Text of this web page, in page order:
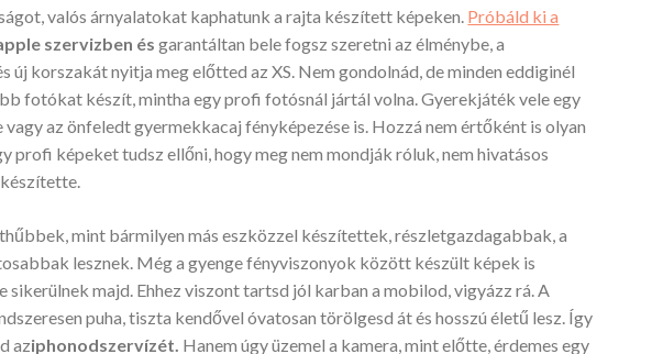
valós árnyalatokat kaphatunk a rajta készített képeken. Próbáld ki a
szervizben ésgarantáltan bele fogsz szeretni az élménybe, a
új korszakát nyitja meg előtted az XS. Nem gondolnád, de minden eddiginél
fotókat készít, mintha egy profi fotósnál jártál volna. Gyerekjáték vele egy
vagy az önfeledt gyermekkacaj fényképezése is. Hozzá nem értőként is olyan
profi képeket tudsz ellőni, hogy meg nem mondják róluk, nem hivatásos
mint bármilyen más eszközzel készítettek, részletgazdagabbak, a
lesznek. Még a gyenge fényviszonyok között készült képek is
sikerülnek majd. Ehhez viszont tartsd jól karban a mobilod, vigyázz rá. A
puha, tiszta kendővel óvatosan törölgesd át és hosszú életű lesz. Így
aziphonodszervízét. Hanem úgy üzemel a kamera, mint előtte, érdemes egy